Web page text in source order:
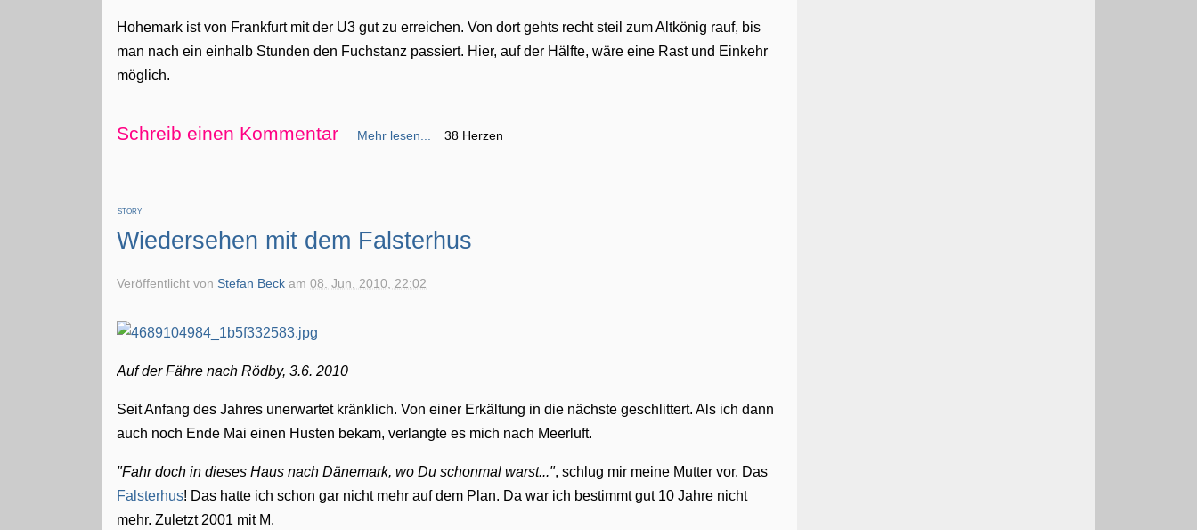
Hohemark ist von Frankfurt mit der U3 gut zu erreichen. Von dort gehts recht steil zum Altkönig rauf, bis
man nach ein einhalb Stunden den Fuchstanz passiert. Hier, auf der Hälfte, wäre eine Rast und Einkehr
möglich.
Schreib einen Kommentar Mehr lesen... 38 Herzen
STORY
Wiedersehen mit dem Falsterhus
Veröffentlicht vonStefan Beck am08. Jun. 2010, 22:02
Auf der Fähre nach Rödby, 3.6. 2010
Seit Anfang des Jahres unerwartet kränklich. Von einer Erkältung in die nächste geschlittert. Als ich dann
auch noch Ende Mai einen Husten bekam, verlangte es mich nach Meerluft.
"Fahr doch in dieses Haus nach Dänemark, wo Du schonmal warst...", schlug mir meine Mutter vor. Das
Falsterhus! Das hatte ich schon gar nicht mehr auf dem Plan. Da war ich bestimmt gut 10 Jahre nicht
mehr. Zuletzt 2001 mit M.